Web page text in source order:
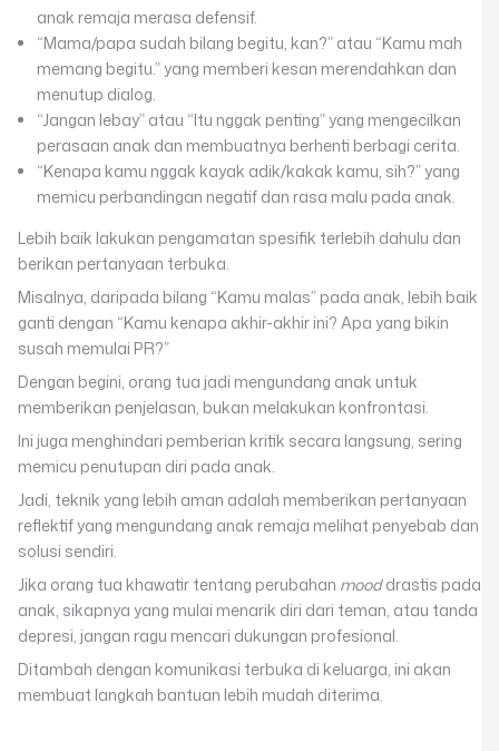
anak remaja merasa defensif.
“Mama/papa sudah bilang begitu, kan?” atau “Kamu mah
memang begitu.” yang memberi kesan merendahkan dan
menutup dialog.
“Jangan lebay” atau “Itu nggak penting” yang mengecilkan
perasaan anak dan membuatnya berhenti berbagi cerita.
“Kenapa kamu nggak kayak adik/kakak kamu, sih?” yang
memicu perbandingan negatif dan rasa malu pada anak.
Lebih baik lakukan pengamatan spesifik terlebih dahulu dan
berikan pertanyaan terbuka.
Misalnya, daripada bilang “Kamu malas” pada anak, lebih baik
ganti dengan “Kamu kenapa akhir-akhir ini? Apa yang bikin
susah memulai PR?”
Dengan begini, orang tua jadi mengundang anak untuk
memberikan penjelasan, bukan melakukan konfrontasi.
Ini juga menghindari pemberian kritik secara langsung, sering
memicu penutupan diri pada anak.
Jadi, teknik yang lebih aman adalah memberikan pertanyaan
reflektif yang mengundang anak remaja melihat penyebab dan
solusi sendiri.
Jika orang tua khawatir tentang perubahan mooddrastis pada
anak, sikapnya yang mulai menarik diri dari teman, atau tanda
depresi, jangan ragu mencari dukungan profesional.
Ditambah dengan komunikasi terbuka di keluarga, ini akan
membuat langkah bantuan lebih mudah diterima.